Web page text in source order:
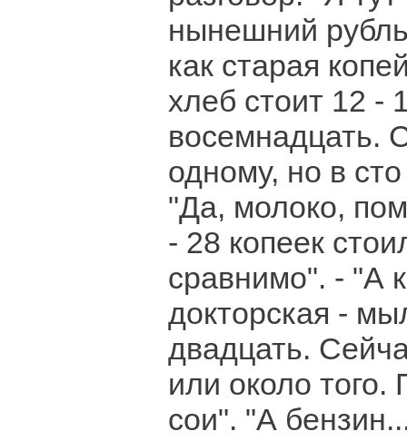
нынешний
как старая
хлеб стоит 12 -
восемнадцать.
одному, но в
"Да, молоко,
- 28 копеек
сравнимо". - "А
докторская -
двадцать.
или около того.
сои". "А